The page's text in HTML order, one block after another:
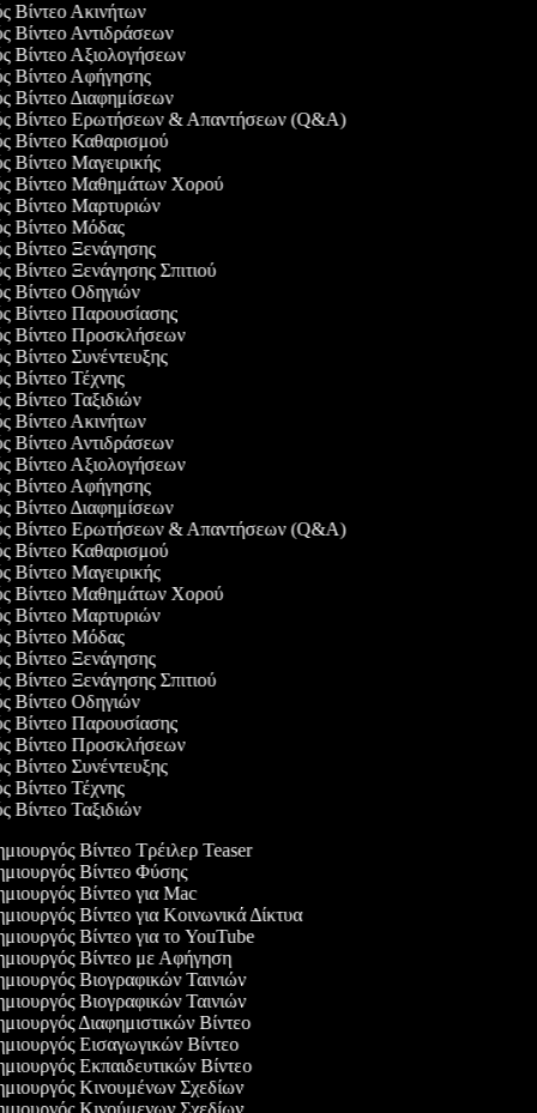
Βίντεο Ακινήτων
Βίντεο Αντιδράσεων
Βίντεο Αξιολογήσεων
Βίντεο Αφήγησης
Βίντεο Διαφημίσεων
Βίντεο Ερωτήσεων & Απαντήσεων (Q&A)
Βίντεο Καθαρισμού
Βίντεο Μαγειρικής
Βίντεο Μαθημάτων Χορού
Βίντεο Μαρτυριών
Βίντεο Μόδας
Βίντεο Ξενάγησης
Βίντεο Ξενάγησης Σπιτιού
Βίντεο Οδηγιών
Βίντεο Παρουσίασης
Βίντεο Προσκλήσεων
Βίντεο Συνέντευξης
Βίντεο Τέχνης
Βίντεο Ταξιδιών
Βίντεο Ακινήτων
Βίντεο Αντιδράσεων
Βίντεο Αξιολογήσεων
Βίντεο Αφήγησης
Βίντεο Διαφημίσεων
Βίντεο Ερωτήσεων & Απαντήσεων (Q&A)
Βίντεο Καθαρισμού
Βίντεο Μαγειρικής
Βίντεο Μαθημάτων Χορού
Βίντεο Μαρτυριών
Βίντεο Μόδας
Βίντεο Ξενάγησης
Βίντεο Ξενάγησης Σπιτιού
Βίντεο Οδηγιών
Βίντεο Παρουσίασης
Βίντεο Προσκλήσεων
Βίντεο Συνέντευξης
Βίντεο Τέχνης
Βίντεο Ταξιδιών
Βίντεο Τρέιλερ Teaser
Βίντεο Φύσης
Βίντεο για Mac
Βίντεο για Κοινωνικά Δίκτυα
Βίντεο για το YouTube
Βίντεο με Αφήγηση
Βιογραφικών Ταινιών
Βιογραφικών Ταινιών
Διαφημιστικών Βίντεο
Εισαγωγικών Βίντεο
Εκπαιδευτικών Βίντεο
Κινουμένων Σχεδίων